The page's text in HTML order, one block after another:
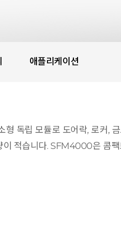
애플리케이션
독립 모듈로 도어락, 로커,
적습니다. SFM4000은 콤